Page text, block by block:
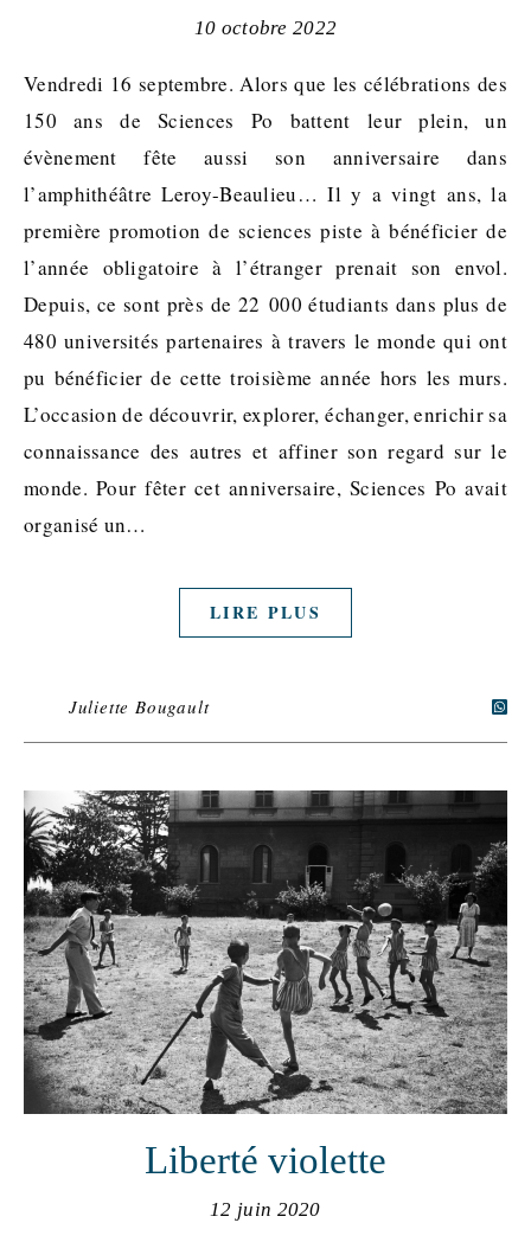
10 octobre 2022
Vendredi 16 septembre. Alors que les célébrations des
150 ans de Sciences Po battent leur plein, un
évènement fête aussi son anniversaire dans
l’amphithéâtre Leroy-Beaulieu… Il y a vingt ans, la
première promotion de sciences piste à bénéficier de
l’année obligatoire à l’étranger prenait son envol.
Depuis, ce sont près de 22 000 étudiants dans plus de
480 universités partenaires à travers le monde qui ont
pu bénéficier de cette troisième année hors les murs.
L’occasion de découvrir, explorer, échanger, enrichir sa
connaissance des autres et affiner son regard sur le
monde. Pour fêter cet anniversaire, Sciences Po avait
organisé un…
LIRE PLUS
Juliette Bougault
Liberté violette
12 juin 2020